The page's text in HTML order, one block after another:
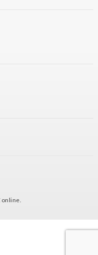
online